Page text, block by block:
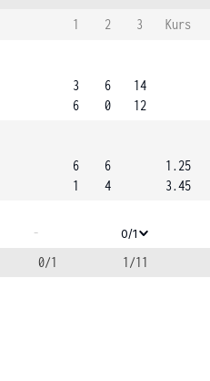
1 2 3
Kurs
3
6
6
0
14
12
6
1
6
4
1.25
3.45
- 0/1
0/1 1/11